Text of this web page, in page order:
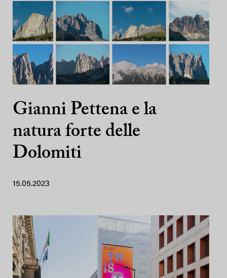
Gianni Pettena e la
natura forte delle
Dolomiti
15.05.2023